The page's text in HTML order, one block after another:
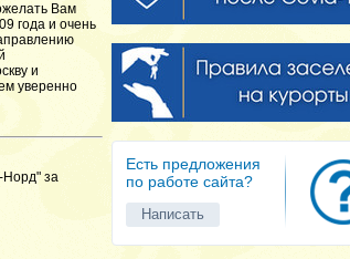
Вам
года и очень
и
уверенно
Норд" за
Есть предложения
по работе сайта?
Написать